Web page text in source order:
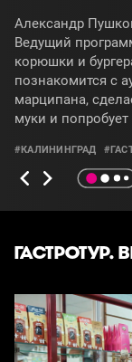
Александр
Ведущий
корюшки и
познакомится с
марципана,
муки и
#КАЛИНИНГРАД
ГАСТРОТУР.